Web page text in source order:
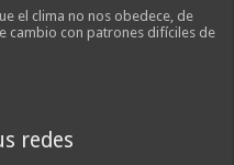
el clima no nos obedece, de
cambio con patrones difíciles de
redes